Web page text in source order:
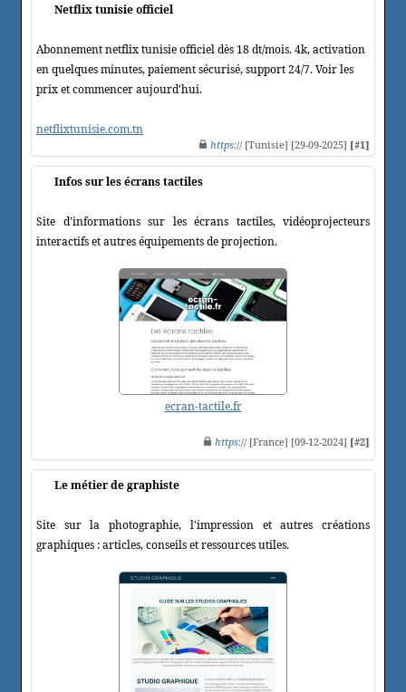
Netflix tunisie officiel
Abonnement netflix tunisie officiel dès 18 dt/mois. 4k, activation
en quelques minutes, paiement sécurisé, support 24/7. Voir les
prix et commencer aujourd'hui.
netflixtunisie.com.tn
https:// [Tunisie] [29-09-2025] [#1]
Infos sur les écrans tactiles
Site d'informations sur les écrans tactiles, vidéoprojecteurs
interactifs et autres équipements de projection.
ecran-tactile.fr
https:// [France] [09-12-2024] [#2]
Le métier de graphiste
Site sur la photographie, l'impression et autres créations
graphiques : articles, conseils et ressources utiles.